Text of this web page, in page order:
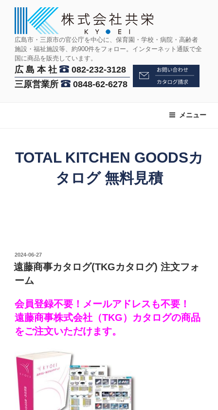
広島市・三原市の官公庁を中心に、保育園・学校・病院・高齢者
施設・福祉施設等、約900件をフォロー。インターネット通販で全
国に商品を販売しています。
広 島 本 社
082-232-3128
三原営業所
0848-62-6278
メニュー
TOTAL KITCHEN GOODSカ
タログ 無料見積
投
稿
日:
2024-06-27
遠藤商事カタログ(TKGカタログ) 注文フォ
ーム
会員登録不要！メールアドレスも不要！
遠藤商事株式会社（TKG）カタログの商品
をご注文いただけます。